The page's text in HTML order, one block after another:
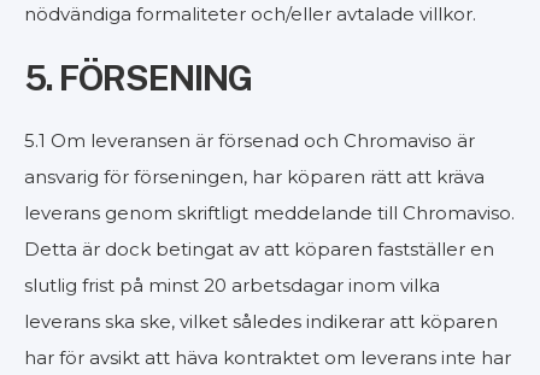
nödvändiga formaliteter och/eller avtalade villkor.
5. FÖRSENING
5.1 Om leveransen är försenad och Chromaviso är
ansvarig för förseningen, har köparen rätt att kräva
leverans genom skriftligt meddelande till Chromaviso.
Detta är dock betingat av att köparen fastställer en
slutlig frist på minst 20 arbetsdagar inom vilka
leverans ska ske, vilket således indikerar att köparen
har för avsikt att häva kontraktet om leverans inte har